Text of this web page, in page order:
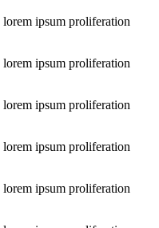
ipsum proliferation
ipsum proliferation
ipsum proliferation
ipsum proliferation
ipsum proliferation